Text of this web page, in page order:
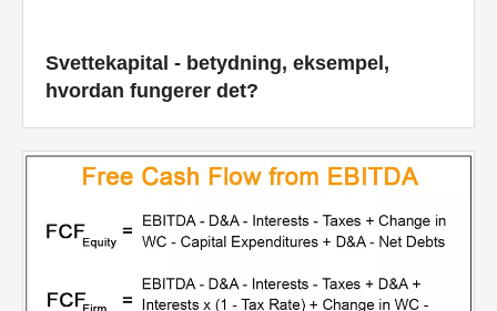
Svettekapital - betydning, eksempel,
hvordan fungerer det?